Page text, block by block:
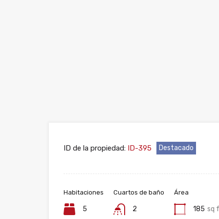
ID de la propiedad: ID-395 Destacado
Habitaciones
5
Cuartos de baño
2
Área
185 sq